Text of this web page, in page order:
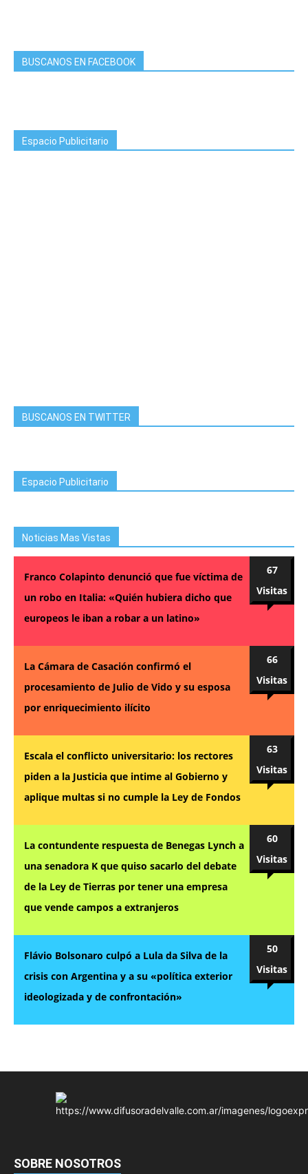
BUSCANOS EN FACEBOOK
Espacio Publicitario
BUSCANOS EN TWITTER
Espacio Publicitario
Noticias Mas Vistas
Franco Colapinto denunció que fue víctima de
un robo en Italia: «Quién hubiera dicho que
europeos le iban a robar a un latino»
67
Visitas
La Cámara de Casación confirmó el
procesamiento de Julio de Vido y su esposa
por enriquecimiento ilícito
66
Visitas
Escala el conflicto universitario: los rectores
piden a la Justicia que intime al Gobierno y
aplique multas si no cumple la Ley de Fondos
63
Visitas
La contundente respuesta de Benegas Lynch a
una senadora K que quiso sacarlo del debate
de la Ley de Tierras por tener una empresa
que vende campos a extranjeros
60
Visitas
Flávio Bolsonaro culpó a Lula da Silva de la
crisis con Argentina y a su «política exterior
ideologizada y de confrontación»
50
Visitas
SOBRE NOSOTROS